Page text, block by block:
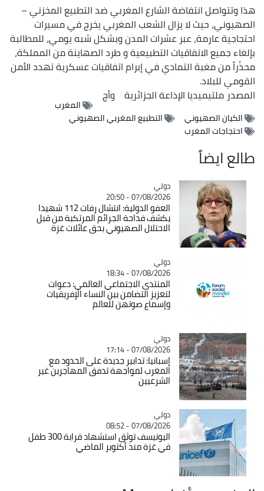
هذا وتتواصل انتفاضة الشارع المغربي ضد التطبيع المخزني –
الصهيوني، حيث لا يزال الشعب المغربي يخرج في مسيرات
احتجاجية عارمة، عبر عشرات المدن وبشكل شبه يومي، للمطالبة
بإلغاء جميع الاتفاقيات التطبيعية و طرد الصهاينة من المملكة،
محذّراً من مغبة التمادي في إبرام اتفاقيات عسكرية تهدد الأمن
القومي للبلاد.
المصدرملتيميديا الإذاعة الجزائرية وأج
المغرب
الكيان الصهيوني
التطبيع المغربي الصهيوني
احتجاجات المغرب
طالع ايضاً
Catégorie
دولي
07/08/2026 - 20:50
العفو الدولية: انتشال رفات 112 شهيدا
يكشف فداحة الجرائم المرتكبة من قبل
الاحتلال الصهيوني بحق عائلات غزة
Catégorie
دولي
07/08/2026 - 18:34
المنتدى الاجتماعي العالمي: دعوات
لتعزيز التضامن بين النساء الإفريقيات
وإسماع صوتهن للعالم
Catégorie
دولي
07/08/2026 - 17:14
إسبانيا: تدابير جديدة على الحدود مع
المغرب لمواجهة تدفق المهاجرين غير
الشرعيين
Catégorie
دولي
07/08/2026 - 08:52
اليونيسف توثق استشهاد قرابة 300 طفل
في غزة منذ أكتوبر الماضي